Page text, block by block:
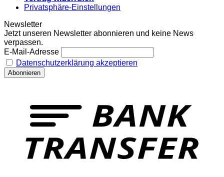
Privatsphäre-Einstellungen
Newsletter
Jetzt unseren Newsletter abonnieren und keine News
verpassen.
E-Mail-Adresse
Datenschutzerklärung akzeptieren